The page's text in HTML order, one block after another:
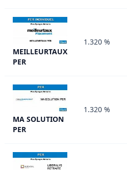
MEILLEURTAUX
PER
1.320 %
MA SOLUTION
PER
1.320 %